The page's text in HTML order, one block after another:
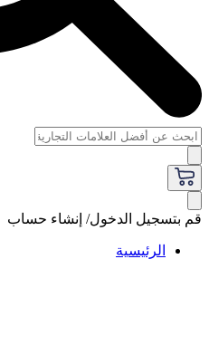
قم بتسجيل الدخول/ إنشاء حساب
الرئيسية